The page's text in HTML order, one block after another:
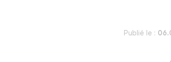
Publié le :